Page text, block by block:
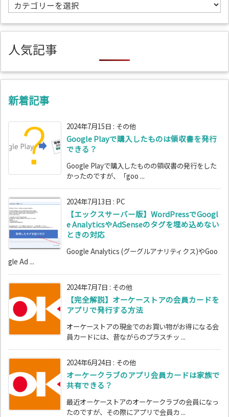
テ
ゴ
ー
人気記事
新着記事
2024年7月15日 : その他
Google Playで購入したものは領収書を発行
できる？
Google Playで購入したものの領収書の発行をした
かったのですが、「goo ...
2024年7月13日 : PC
【エックスサーバー版】WordPressでGoogl
e AnalyticsやAdSenseのタグを埋め込めない
ときの対応
Google Analytics (グーグルアナリティクス)やGoo
gle Ad ...
2024年7月7日 : その他
【完全解説】オーケーストアの会員カードを
アプリで発行する方法
オーケーストアの現金でのお買い物がお得になる会
員カードには、昔ながらのプラスチッ ...
2024年6月24日 : その他
オーケークラブのアプリ会員カードは家族で
共有できる？
最近オーケーストアのオーケークラブの会員になっ
たのですが、その際にアプリで会員カ ...